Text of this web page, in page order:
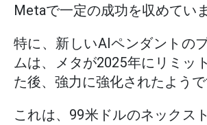
Metaで一定の成功を収めてい
特に、新しいAIペンダントの
ムは、メタが2025年にリミッ
た後、強力に強化されたようで
これは、99米ドルのネックス